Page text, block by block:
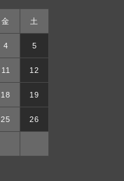
金 土
4 5
11 12
18 19
25 26